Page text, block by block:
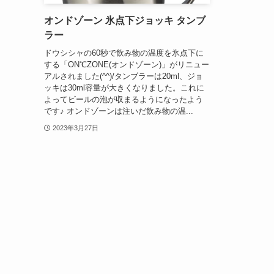
オンドゾーン 氷点下ジョッキ タンブ
ラー
ドウシシャの60秒で飲み物の温度を氷点下に
する「ON℃ZONE(オンドゾーン)」がリニュー
アルされました(^^)/タンブラーは20ml、ジョ
ッキは30ml容量が大きくなりました。これに
よってビールの泡が収まるようになったよう
です♪ オンドゾーンは注いだ飲み物の温...
2023年3月27日